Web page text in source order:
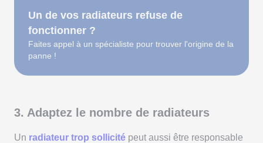
Un de vos radiateurs refuse de
fonctionner ?
Faites appel à un spécialiste pour trouver l'origine de la
panne !
3. Adaptez le nombre de radiateurs
Un radiateur trop sollicité peut aussi être responsable